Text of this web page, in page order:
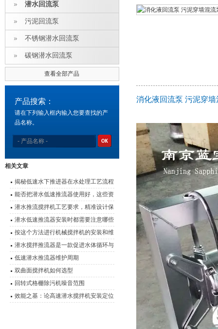
潜水回流泵
污泥回流泵
不锈钢潜水回流泵
碳钢潜水回流泵
查看全部产品
产品搜索：
请在下列输入框内输入您要查找的产
品名称。
相关文章
揭秘低速水下推进器在水处理工艺流程
中的应用
能否把潜水低速推流器使用好，这些资
料是关键
潜水推流搅拌机工艺要求，精准设计保
障水处理效能
潜水低速推流器安装时都需要注意哪些
细节
按这个方法进行机械搅拌机的安装和维
护，既简单又方便
潜水搅拌推流器是一款促进水体循环与
提升环境质量的设备
低速潜水推流器维护周期
双曲面搅拌机如何选型
回转式格栅除污机噪音范围
效能之基：论高速潜水搅拌机安装定位
消化液回流泵 污泥穿